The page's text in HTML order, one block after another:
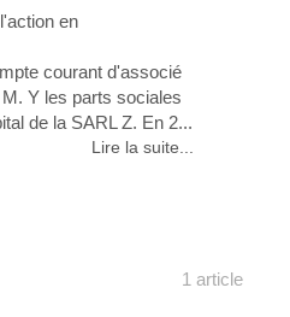
en
courant d'associé
Y les parts sociales
de la SARL Z. En 2...
Lire la suite...
1 article